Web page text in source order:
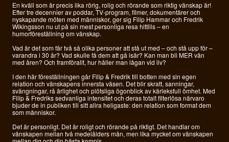
En kväll som är precis lika rörig, rolig och rörande som riktig vänskap är!
Efter tre decennier av poddar, TV-program, filmer, dokumentärer och
nyskapande möten med människor, ger sig Filip Hammar och Fredrik
Wikingsson nu ut på sin mest personliga resa hittills – en
humorföreställning om vänskap.
Vad är det som får två så olika personer att stå ut med – och stå upp för –
varandra i 30 år? Vad skulle få dem att gå isär? Kan man bli MER vän
med åren? Och framförallt, hur håller man lågan vid liv?
I den här föreställningen går Filip & Fredrik till botten med sin egen
relation och vänskapens innersta väsen. Det blir skratt, sanningar,
svängningar, rå ärlighet och plötsliga ögonblick av kärleksfull ömhet. Med
Filip & Fredriks sedvanliga intensitet och deras totalt filterlösa närvaro
bjuder de in publiken till sitt allra heligaste: den relation som format dem
som människor.
Det är personligt. Det är roligt och rörande på riktigt. Det handlar om
vänskapen mellan två medelålders män, men lika mycket om vänskapen